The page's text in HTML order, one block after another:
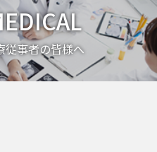
従事者の皆様へ